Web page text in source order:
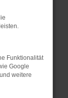
in
Funktionalität
Google
weitere